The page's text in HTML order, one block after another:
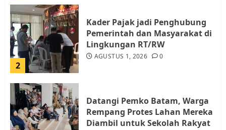
2
Kader Pajak jadi Penghubung
Pemerintah dan Masyarakat di
Lingkungan RT/RW
AGUSTUS 1, 2026 0
Datangi Pemko Batam, Warga
Rempang Protes Lahan Mereka
Diambil untuk Sekolah Rakyat